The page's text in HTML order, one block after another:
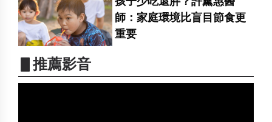
師：家庭環境比盲目節食更
重要
▋推薦影音